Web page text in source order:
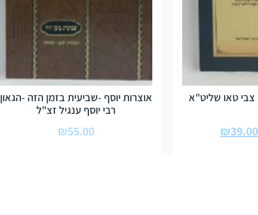
טאו שליט"א
₪39.00
אוצרות יוסף -שביעית בזמן הזה -הגאון
רבי יוסף ענגיל זצ"ל
₪55.00